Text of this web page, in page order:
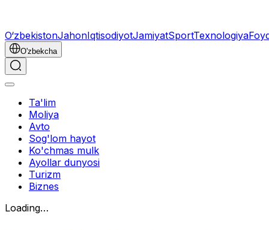
O‘zbekistonJahonIqtisodiyotJamiyatSportTexnologiya
O'zbekcha
Ta'lim
Moliya
Avto
Sog'lom hayot
Ko'chmas mulk
Ayollar dunyosi
Turizm
Biznes
Loading…